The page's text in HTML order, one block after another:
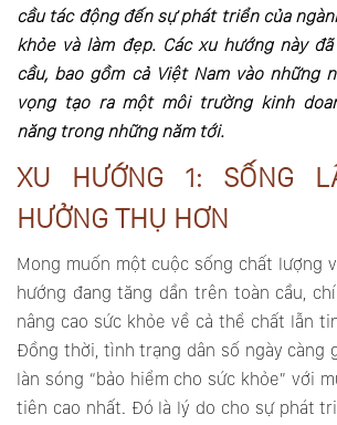
cầu tác động đến sự phát triển của
khỏe và làm đẹp. Các xu hướng này
cầu, bao gồm cả Việt Nam vào những
vọng tạo ra một môi trường kinh
năng trong những năm tới.
XU HƯỚNG 1: SỐNG
HƯỞNG THỤ HƠN
Mong muốn một cuộc sống chất lượng
hướng đang tăng dần trên toàn cầu,
nâng cao sức khỏe về cả thể chất lẫn
Đồng thời, tình trạng dân số ngày càng
làn sóng “bảo hiểm cho sức khỏe” với
tiên cao nhất. Đó là lý do cho sự phát